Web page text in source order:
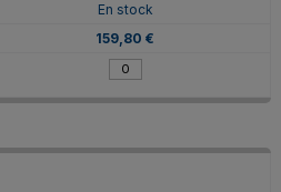
En stock
159,80 €